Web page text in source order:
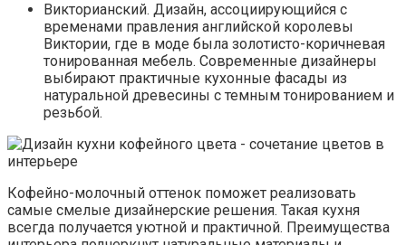
Викторианский. Дизайн, ассоциирующийся с
временами правления английской королевы
Виктории, где в моде была золотисто-коричневая
тонированная мебель. Современные дизайнеры
выбирают практичные кухонные фасады из
натуральной древесины с темным тонированием и
резьбой.
Кофейно-молочный оттенок поможет реализовать
самые смелые дизайнерские решения. Такая кухня
всегда получается уютной и практичной. Преимущества